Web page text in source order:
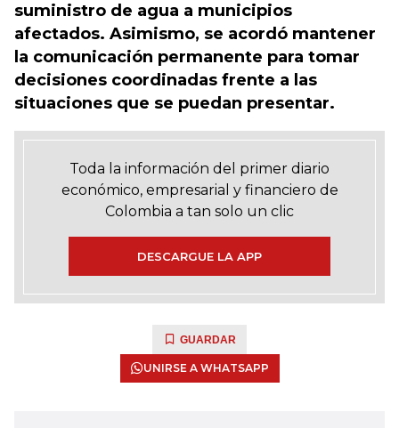
suministro de agua a municipios
afectados. Asimismo, se acordó mantener
la comunicación permanente para tomar
decisiones coordinadas frente a las
situaciones que se puedan presentar.
Toda la información del primer diario
económico, empresarial y financiero de
Colombia a tan solo un clic
DESCARGUE LA APP
GUARDAR
UNIRSE A WHATSAPP